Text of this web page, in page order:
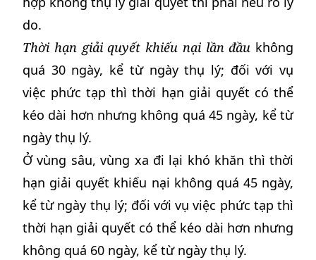
do.
Thời hạn giải quyết khiếu nại lần đầu không
quá 30 ngày, kể từ ngày thụ lý; đối với vụ
việc phức tạp thì thời hạn giải quyết có thể
kéo dài hơn nhưng không quá 45 ngày, kể từ
ngày thụ lý.
Ở vùng sâu, vùng xa đi lại khó khăn thì thời
hạn giải quyết khiếu nại không quá 45 ngày,
kể từ ngày thụ lý; đối với vụ việc phức tạp thì
thời hạn giải quyết có thể kéo dài hơn nhưng
không quá 60 ngày, kể từ ngày thụ lý.